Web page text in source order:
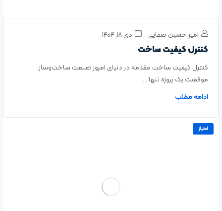
امیر حسین صفایی دی ۱۸, ۱۴۰۴
کنترل کیفیت ساخت
کنترل کیفیت ساخت مقدمه در دنیای امروز صنعت ساخت‌وساز،
موفقیت یک پروژه تنها ...
ادامه مطلب
امتیاز